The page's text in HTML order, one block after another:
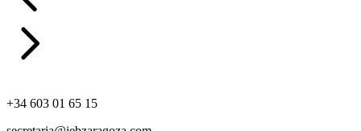
+34 603 01 65 15